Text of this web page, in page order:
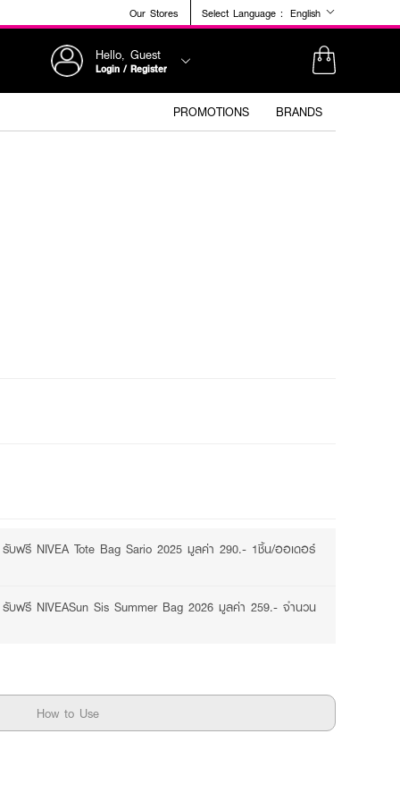
Our Stores Select Language : English
Hello, Guest
Login / Register
PROMOTIONS BRANDS
ฟรี NIVEA Tote Bag Sario 2025 มูลค่า 290.- 1ชิ้น/ออเดอร์
ฟรี NIVEASun Sis Summer Bag 2026 มูลค่า 259.- จำนวน
How to Use